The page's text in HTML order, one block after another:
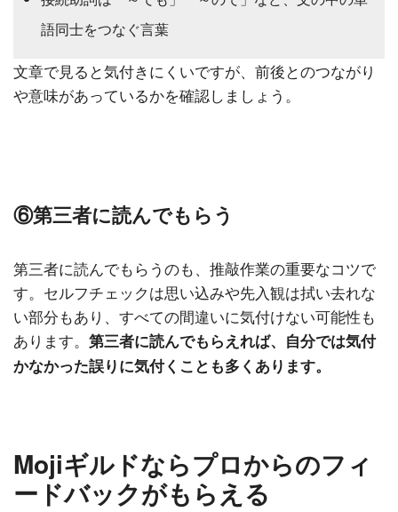
語同士をつなぐ言葉
文章で見ると気付きにくいですが、前後とのつながり
や意味があっているかを確認しましょう。
⑥第三者に読んでもらう
第三者に読んでもらうのも、推敲作業の重要なコツで
す。セルフチェックは思い込みや先入観は拭い去れな
い部分もあり、すべての間違いに気付けない可能性も
あります。 第三者に読んでもらえれば、自分では気付
かなかった誤りに気付くことも多くあります。
Mojiギルドならプロからのフィ
ードバックがもらえる